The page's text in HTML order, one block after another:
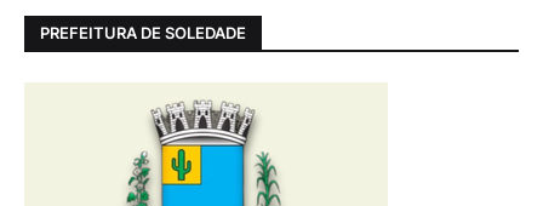
PREFEITURA DE SOLEDADE